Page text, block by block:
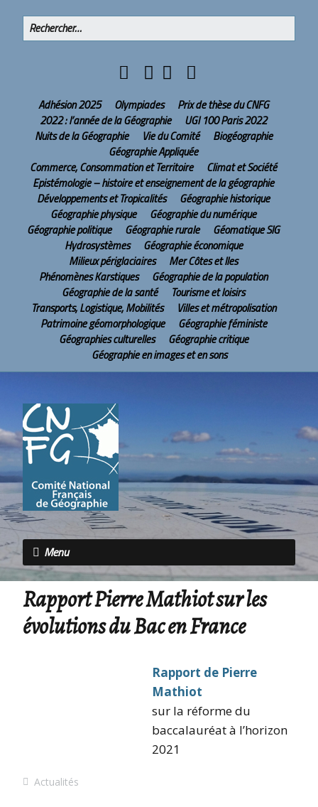
Adhésion 2025 Olympiades
Prix de thèse du CNFG
2022 : l’année de la Géographie
UGI 100 Paris 2022
Nuits de la Géographie
Vie du Comité
Biogéographie
Géographie Appliquée
Commerce, Consommation et Territoire
Climat et Société
Epistémologie – histoire et enseignement de la géographie
Développements et Tropicalités
Géographie historique
Géographie physique
Géographie du numérique
Géographie politique
Géographie rurale
Géomatique SIG
Hydrosystèmes
Géographie économique
Milieux périglaciaires
Mer Côtes et Iles
Phénomènes Karstiques
Géographie de la population
Géographie de la santé
Tourisme et loisirs
Transports, Logistique, Mobilités
Villes et métropolisation
Patrimoine géomorphologique
Géographie féministe
Géographies culturelles
Géographie critique
Géographie en images et en sons
Menu
Rapport Pierre Mathiot sur les
évolutions du Bac en France
Rapport de Pierre
Mathiot
sur la réforme du
baccalauréat à l’horizon
2021
Actualités